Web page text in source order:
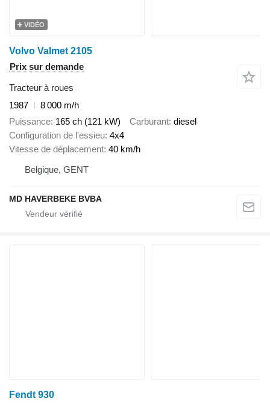
VIDÉO
Volvo Valmet 2105
Prix sur demande
Tracteur à roues
1987
8 000 m/h
Puissance 165 ch (121 kW) Carburant diesel
Configuration de l'essieu 4x4
Vitesse de déplacement 40 km/h
Belgique, GENT
MD HAVERBEKE BVBA
Fendt 930